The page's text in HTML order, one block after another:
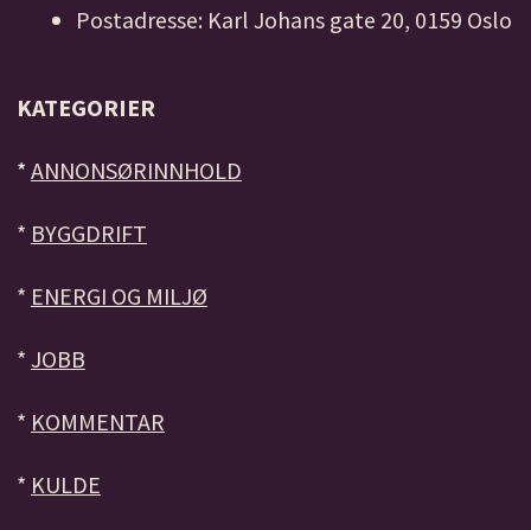
Postadresse: Karl Johans gate 20, 0159 Oslo
KATEGORIER
* ANNONSØRINNHOLD
* BYGGDRIFT
* ENERGI OG MILJØ
* JOBB
* KOMMENTAR
* KULDE